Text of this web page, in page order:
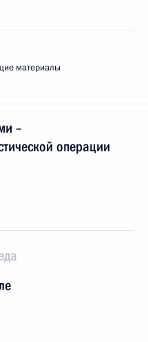
материалы
–
операции